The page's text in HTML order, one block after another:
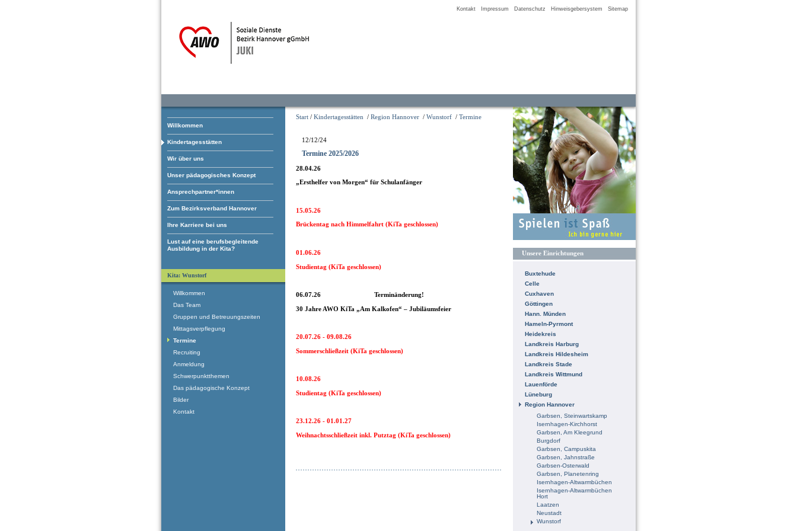
Kontakt Impressum Datenschutz Hinweisgebersystem Sitemap
Willkommen
Kindertagesstätten
Wir über uns
Unser pädagogisches Konzept
Ansprechpartner*innen
Zum Bezirksverband Hannover
Ihre Karriere bei uns
Lust auf eine berufsbegleitende
Ausbildung in der Kita?
Start / Kindertagesstätten / Region Hannover / Wunstorf / Termine
12/12/24
Termine 2025/2026
28.04.26
„Ersthelfer von Morgen“ für Schulanfänger
15.05.26
Brückentag nach Himmelfahrt (KiTa geschlossen)
01.06.26
Studientag (KiTa geschlossen)
06.07.26 Terminänderung!
30 Jahre AWO KiTa „Am Kalkofen“ – Jubiläumsfeier
20.07.26 - 09.08.26
Sommerschließzeit (KiTa geschlossen)
10.08.26
Studientag (KiTa geschlossen)
23.12.26 - 01.01.27
Weihnachtsschließzeit inkl. Putztag (KiTa geschlossen)
Unsere Einrichtungen
Buxtehude
Celle
Cuxhaven
Göttingen
Hann. Münden
Hameln-Pyrmont
Heidekreis
Landkreis Harburg
Landkreis Hildesheim
Landkreis Stade
Landkreis Wittmund
Lauenförde
Lüneburg
Region Hannover
Garbsen, Steinwartskamp
Isernhagen-Kirchhorst
Garbsen, Am Kleegrund
Burgdorf
Garbsen, Campuskita
Garbsen, Jahnstraße
Garbsen-Osterwald
Garbsen, Planetenring
Isernhagen-Altwarmbüchen
Isernhagen-Altwarmbüchen
Hort
Laatzen
Neustadt
Wunstorf
Kita: Wunstorf
Willkommen
Das Team
Gruppen und Betreuungszeiten
Mittagsverpflegung
Termine
Recruiting
Anmeldung
Schwerpunktthemen
Das pädagogische Konzept
Bilder
Kontakt